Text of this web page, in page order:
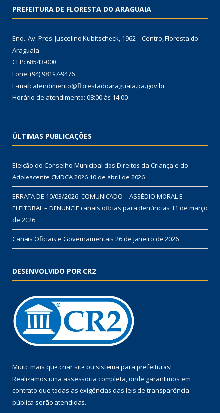
PREFEITURA DE FLORESTA DO ARAGUAIA
End.: Av. Pres. Juscelino Kubitscheck, 1962 – Centro, Floresta do
Araguaia
CEP: 68543-000
Fone: (94) 98197-9476
E-mail: atendimento@florestadoaraguaia.pa.gov.br
Horário de atendimento: 08:00 às 14:00
ÚLTIMAS PUBLICAÇÕES
Eleição do Conselho Municipal dos Direitos da Criança e do
Adolescente CMDCA 2026 10 de abril de 2026
ERRATA DE 10/03/2026. COMUNICADO – ASSÉDIO MORAL E
ELEITORAL – DENUNCIE canais oficias para denúncias 11 de março
de 2026
Canais Oficiais e Governamentais 26 de janeiro de 2026
DESENVOLVIDO POR CR2
Muito mais que criar site ou sistema para prefeituras!
Realizamos uma assessoria completa, onde garantimos em
contrato que todas as exigências das leis de transparência
pública serão atendidas.